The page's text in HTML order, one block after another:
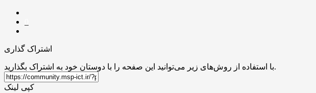
اشتراک گذاری
با استفاده از روش‌های زیر می‌توانید این صفحه را با دوستان خود به اشتراک بگذارید.
کپی لینک